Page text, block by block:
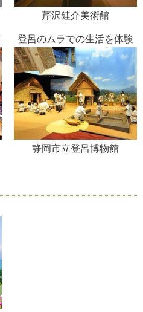
芹沢銈介美術館
登呂のムラでの生活を体験
静岡市立登呂博物館